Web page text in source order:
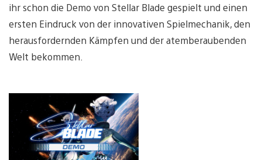
ihr schon die Demo von Stellar Blade gespielt und einen
ersten Eindruck von der innovativen Spielmechanik, den
herausfordernden Kämpfen und der atemberaubenden
Welt bekommen.